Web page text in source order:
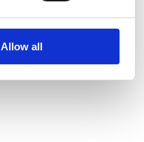
Allow all